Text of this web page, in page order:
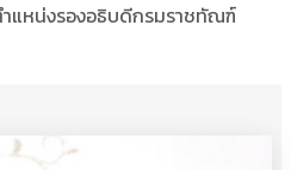
ำแหน่งรองอธิบดีกรมราชทัณฑ์